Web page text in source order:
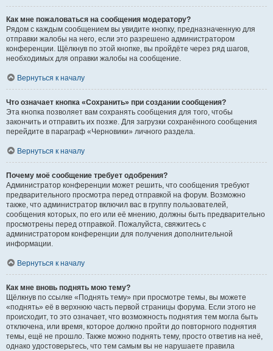
Как мне пожаловаться на сообщения модератору?
Рядом с каждым сообщением вы увидите кнопку, предназначенную для
отправки жалобы на него, если это разрешено администратором
конференции. Щёлкнув по этой кнопке, вы пройдёте через ряд шагов,
необходимых для оправки жалобы на сообщение.
Вернуться к началу
Что означает кнопка «Сохранить» при создании сообщения?
Эта кнопка позволяет вам сохранять сообщения для того, чтобы
закончить и отправить их позже. Для загрузки сохранённого сообщения
перейдите в параграф «Черновики» личного раздела.
Вернуться к началу
Почему моё сообщение требует одобрения?
Администратор конференции может решить, что сообщения требуют
предварительного просмотра перед отправкой на форум. Возможно
также, что администратор включил вас в группу пользователей,
сообщения которых, по его или её мнению, должны быть предварительно
просмотрены перед отправкой. Пожалуйста, свяжитесь с
администратором конференции для получения дополнительной
информации.
Вернуться к началу
Как мне вновь поднять мою тему?
Щёлкнув по ссылке «Поднять тему» при просмотре темы, вы можете
«поднять» её в верхнюю часть первой страницы форума. Если этого не
происходит, то это означает, что возможность поднятия тем могла быть
отключена, или время, которое должно пройти до повторного поднятия
темы, ещё не прошло. Также можно поднять тему, просто ответив на неё,
однако удостоверьтесь, что тем самым вы не нарушаете правила